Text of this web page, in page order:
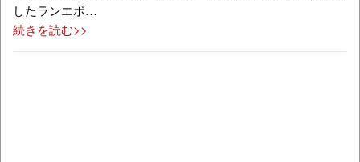
したランエボ…
続きを読む>>